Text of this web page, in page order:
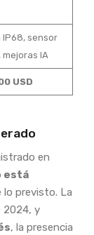
sensor
IA
USD
en
está
lo previsto. La
2024, y
, la presencia